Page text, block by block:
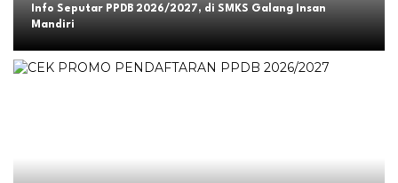
Info Seputar PPDB 2026/2027, di SMKS Galang Insan
Mandiri